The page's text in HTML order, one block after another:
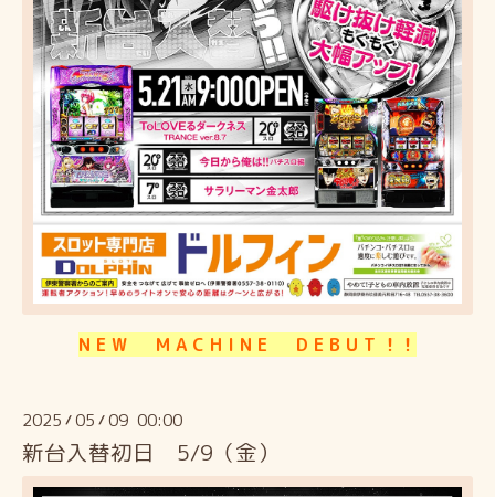
N E W M A C H I N E D E B U T ！！
2025 /05 /09 00:00
新台入替初日 5/9（金）